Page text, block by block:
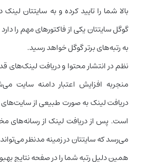
بالا شما را تایید کرده و به سایتتان لینک
گوگل سایتتان یکی از فاکتورهای مهم را
به رتبه‌های برتر گوگل خواهد رسید.
نظم در انتشار محتوا و دریافت لینک‌های
منجربه افزایش اعتبار دامنه سایت
دریافت لینک به صورت طبیعی از
است. پس از دریافت لینک از رسانه‌های
می‌رسد که سایتتان در زمینه مدنظر
همین دلیل رتبه شما را در صفحه نتایج